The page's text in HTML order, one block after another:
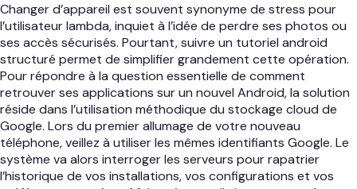
Changer d’appareil est souvent synonyme de stress pour
l’utilisateur lambda, inquiet à l’idée de perdre ses photos ou
ses accès sécurisés. Pourtant, suivre un tutoriel android
structuré permet de simplifier grandement cette opération.
Pour répondre à la question essentielle de comment
retrouver ses applications sur un nouvel Android, la solution
réside dans l’utilisation méthodique du stockage cloud de
Google. Lors du premier allumage de votre nouveau
téléphone, veillez à utiliser les mêmes identifiants Google. Le
système va alors interroger les serveurs pour rapatrier
l’historique de vos installations, vos configurations et vos